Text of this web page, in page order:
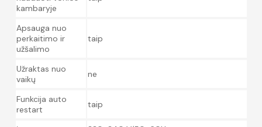
kambaryje
Apsauga nuo
perkaitimo ir
užšalimo
taip
Užraktas nuo
vaikų
ne
Funkcija auto
restart
taip